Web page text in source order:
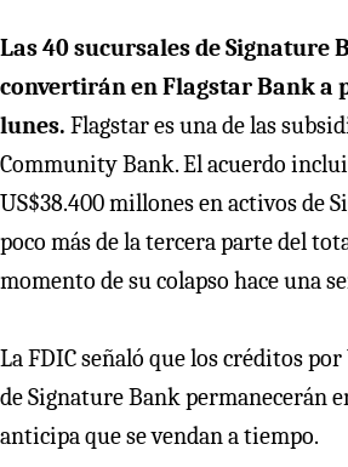
Las 40 sucursales de Signature
convertirán en Flagstar Bank a
lunes. Flagstar es una de las
Community Bank. El acuerdo
US$38.400 millones en activos de
poco más de la tercera parte del
momento de su colapso hace una
La FDIC señaló que los créditos
de Signature Bank permanecerán
anticipa que se vendan a tiempo.